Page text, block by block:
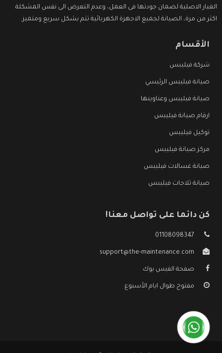
الغيار الاصلية لضمان جودتها فى العمل، وعدم التعرض الى نفس المشكلة
اكثر من مرة، الصيانة لجميع الاجهزة الكهربائية تتم بشكل سريع ومتميز.
الأقسام
شركة فيليبس
صيانة فيليبس الرئيسي
صيانة فيليبس وعناوينها
ارقام صيانة فيليبس
توكيل فيليبس
مركز صيانة فيليبس
صيانة غسالات فيليبس
صيانة ثلاجات فيليبس
كن دائما على تواصل معنا!
01108098347
support@the-maintenance.com
صفحة الفيس بوك
مفتوح طوال ايام الأسبوع